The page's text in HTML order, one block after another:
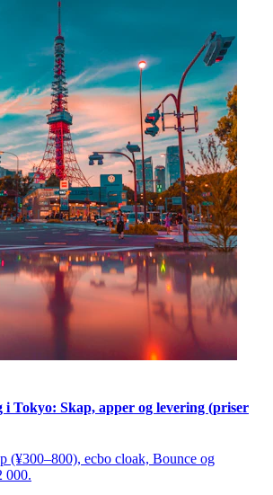
i Tokyo: Skap, apper og levering (priser
(¥300–800), ecbo cloak, Bounce og
000.